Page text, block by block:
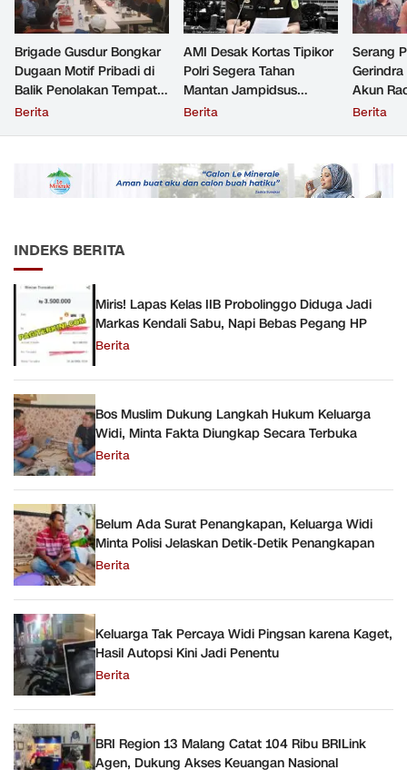
Brigade Gusdur Bongkar
Dugaan Motif Pribadi di
Balik Penolakan Tempat
Ibadah GKJW Bangil
Berita
AMI Desak Kortas Tipikor
Polri Segera Tahan
Mantan Jampidsus
Tersangka Korupsi
Berita
Serang
Akun
Resmi
Berita
INDEKS BERITA
Miris! Lapas Kelas IIB Probolinggo Diduga Jadi
Markas Kendali Sabu, Napi Bebas Pegang HP
Berita
Bos Muslim Dukung Langkah Hukum Keluarga
Widi, Minta Fakta Diungkap Secara Terbuka
Berita
Belum Ada Surat Penangkapan, Keluarga Widi
Minta Polisi Jelaskan Detik-Detik Penangkapan
Berita
Keluarga Tak Percaya Widi Pingsan karena Kaget,
Hasil Autopsi Kini Jadi Penentu
Berita
BRI Region 13 Malang Catat 104 Ribu BRILink
Agen, Dukung Akses Keuangan Nasional